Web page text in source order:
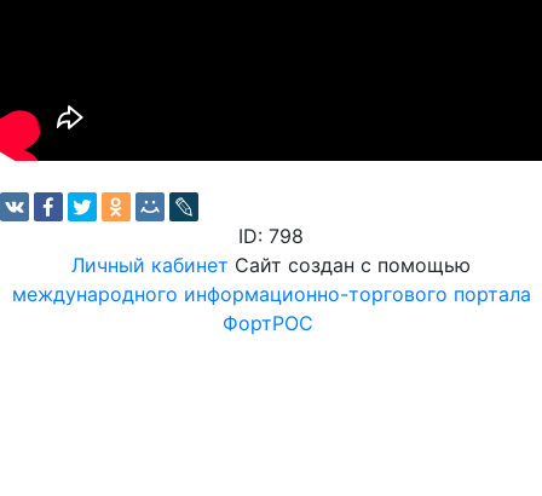
ID: 798
Личный кабинет Сайт создан с помощью
международного информационно-торгового портала
ФортРОС